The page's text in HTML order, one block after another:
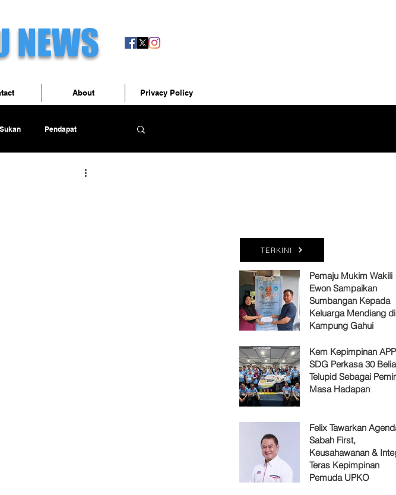
NEWS
Sukan Pendapat
TERKINI
Pemaju Mukim Wakili
Ewon Sampaikan
Sumbangan Kepada
Keluarga Mendiang di
Kampung Gahui
Kem Kepimpinan
SDG Perkasa 30 Belia
Telupid Sebagai
Masa Hadapan
Felix Tawarkan Agenda
Sabah First,
Keusahawanan &
Teras Kepimpinan
Pemuda UPKO
About Privacy Policy